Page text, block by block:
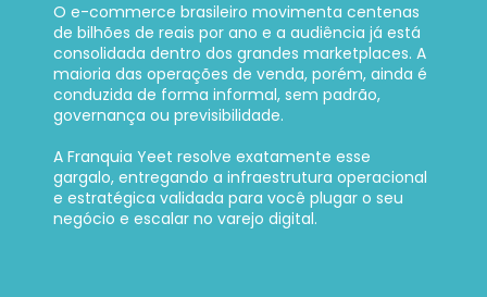
O e-commerce brasileiro movimenta centenas
de bilhões de reais por ano e a audiência já está
consolidada dentro dos grandes marketplaces. A
maioria das operações de venda, porém, ainda é
conduzida de forma informal, sem padrão,
governança ou previsibilidade.
A Franquia Yeet resolve exatamente esse
gargalo, entregando a infraestrutura operacional
e estratégica validada para você plugar o seu
negócio e escalar no varejo digital.